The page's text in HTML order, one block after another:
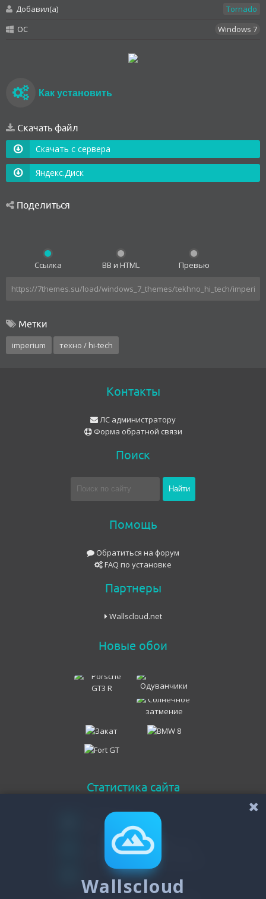
Добавил(а)
Tornado
OC
Windows 7
Как установить
Скачать файл
Скачать с сервера
Яндекс.Диск
Поделиться
Ссылка BB и HTML Превью
Метки
imperium техно / hi-tech
Контакты
ЛС администратору
Форма обратной связи
Поиск
Помощь
Обратиться на форум
FAQ по установке
Партнеры
Wallscloud.net
Новые обои
Статистика сайта
Онлайн всего
Гостей
Пользователей
3
Wallscloud